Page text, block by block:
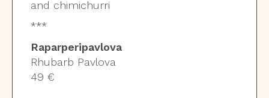
and chimichurri
***
Raparperipavlova
Rhubarb Pavlova
49 €